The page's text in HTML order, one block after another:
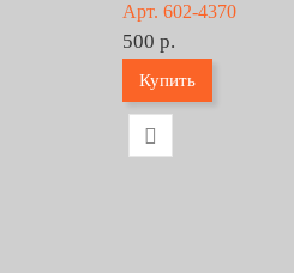
Арт. 602-4370
500 р.
Купить